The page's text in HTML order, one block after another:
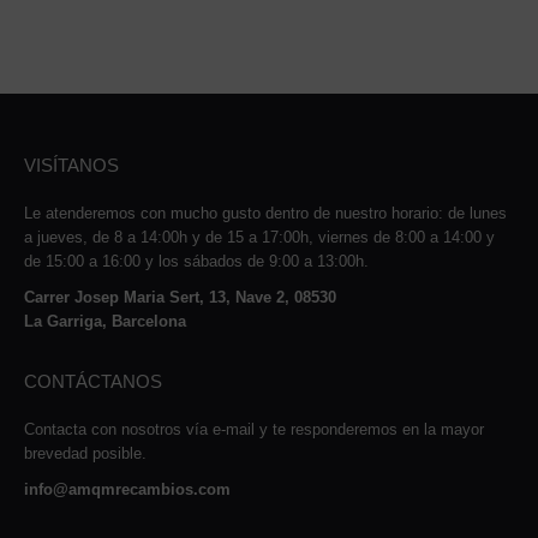
VISÍTANOS
Le atenderemos con mucho gusto dentro de nuestro horario: de lunes
a jueves, de 8 a 14:00h y de 15 a 17:00h, viernes de 8:00 a 14:00 y
de 15:00 a 16:00 y los sábados de 9:00 a 13:00h.
Carrer Josep Maria Sert, 13, Nave 2, 08530
La Garriga, Barcelona
CONTÁCTANOS
Contacta con nosotros vía e-mail y te responderemos en la mayor
brevedad posible.
info@amqmrecambios.com